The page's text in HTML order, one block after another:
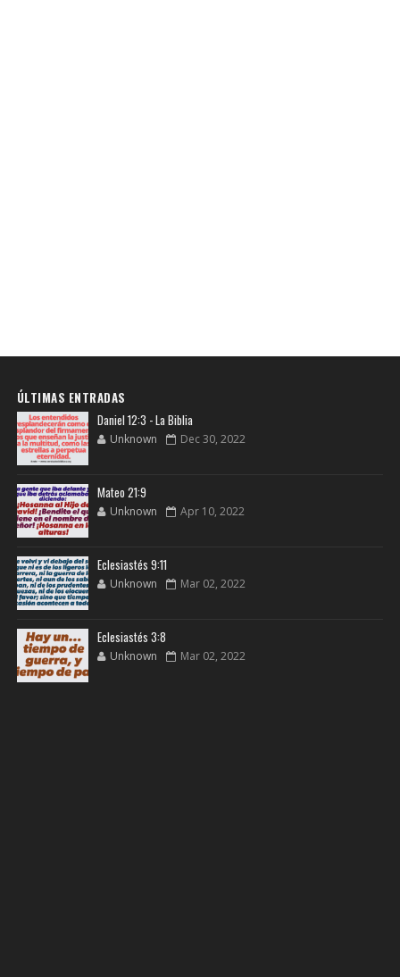
ÚLTIMAS ENTRADAS
Daniel 12:3 - La Biblia
Unknown Dec 30, 2022
Mateo 21:9
Unknown Apr 10, 2022
Eclesiastés 9:11
Unknown Mar 02, 2022
Eclesiastés 3:8
Unknown Mar 02, 2022